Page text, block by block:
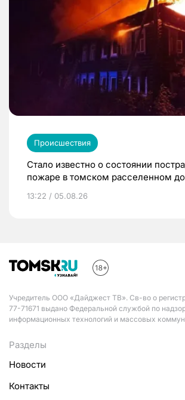
Происшествия
Стало известно о состоянии
пожаре в томском расселенном
13:22 / 05.08.26
Учредитель ООО «Дайджест ТВ». Св-во о
77-71671 выдано Федеральной службой по
информационных технологий и массовых
Разделы
Новости
Контакты